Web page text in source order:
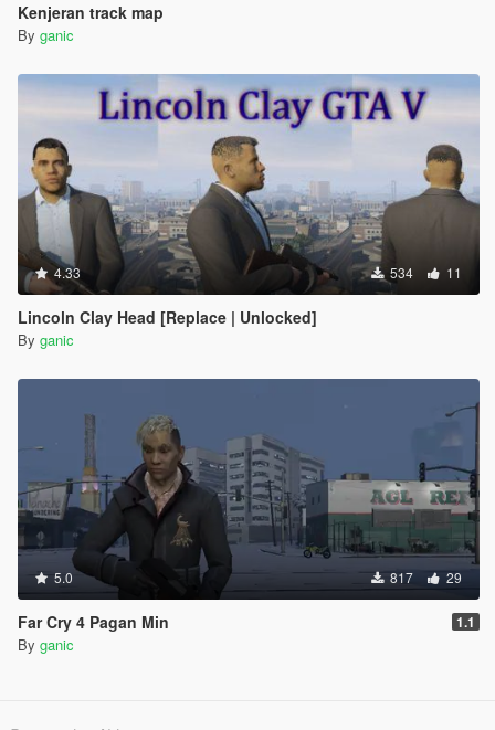
Kenjeran track map
By ganic
4.33 534 11
Lincoln Clay Head [Replace | Unlocked]
By ganic
5.0 817 29
Far Cry 4 Pagan Min 1.1
By ganic